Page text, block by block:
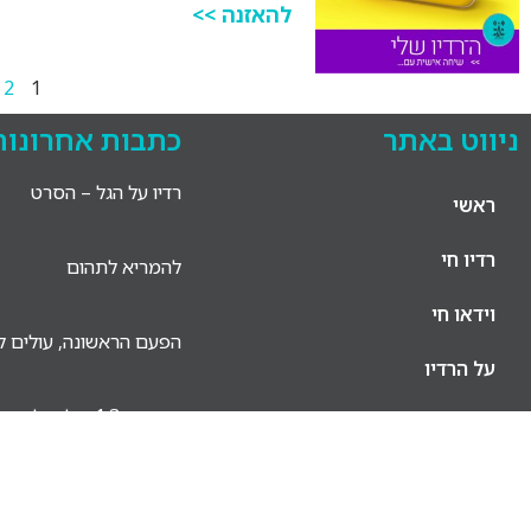
להאזנה >>
1
2
ניווט באתר
ראשי
רדיו חי
וידאו חי
על הרדיו
כתבות
רדיו על הגל – הסרט
להמריא לתהום
הפעם הראשונה, עולים
וידאו: ב־1.3 עולים לאוויר!